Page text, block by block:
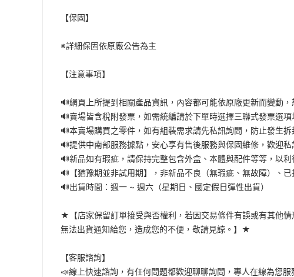
【保固】
※詳細保固依原廠公告為主
【注意事項】
🔊網頁上所提到相關產品資訊，內容都可能依原廠更新而變動
🔊賣場皆含稅附發票，如需統編請於下單時選擇三聯式發票選
🔊本賣場購買之零件，如有組裝需求請先私訊詢問，防止發生
🔊提供中南部服務據點，安心享有售後服務與保固維修，歡迎私
🔊新品如有瑕疵，請保持完整包含外盒、本體與配件等等，以
🔊【猶豫期並非試用期】，非新品不良（無瑕疵、無故障）、
🔊出貨時間：週一 ~ 週六（星期日、國定假日彈性出貨）
★【店家保留訂單接受與否權利，若因交易條件有誤或有其他
無法出貨通知給您，造成您的不便，敬請見諒。】★
【客服諮詢】
📣線上快速諮詢，有任何問題都歡迎聊聊詢問，專人在線為您服